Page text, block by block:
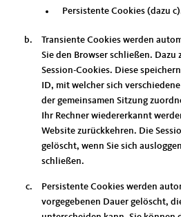
Persistente Cookies (dazu
Transiente Cookies werden
Sie den Browser schließen.
Session-Cookies. Diese
ID, mit welcher sich
der gemeinsamen Sitzung
Ihr Rechner wiedererkannt
Website zurückkehren. Die
gelöscht, wenn Sie sich
schließen.
Persistente Cookies werden
vorgegebenen Dauer gelöscht,